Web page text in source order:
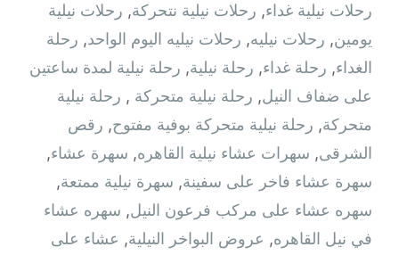
رحلات نيلية غداء, رحلات نيلية نتحركة, رحلات نيلية
يومين, رحلات نيليه, رحلات نيليه اليوم الواحد, رحلة
الغداء, رحلة غداء, رحلة نيلية, رحلة نيلية لمدة ساعتين
على ضفاف النيل, رحلة نيلية متحركة ‫ , رحلة نيلية
متحركة, رحلة نيلية متحركة بوفية مفتوح, رقص
الشرقى, سهرات عشاء نيلية القاهره, سهرة عشاء,
سهرة عشاء فاخر على سفينة, سهرة نيلية ممتعة,
سهره عشاء على مركب فرعون النيل, سهره عشاء
في نيل القاهره‏, عروض البواخر النيلية, عشاء على